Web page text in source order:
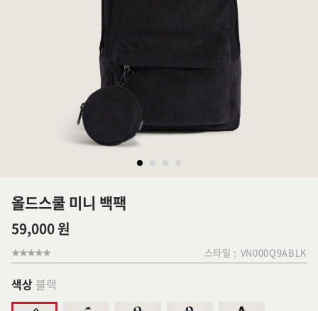
올드스쿨 미니 백팩
59,000 원
스타일 : VN000Q9ABLK
색상 블랙